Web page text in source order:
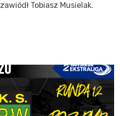
Tobiasz Musielak.